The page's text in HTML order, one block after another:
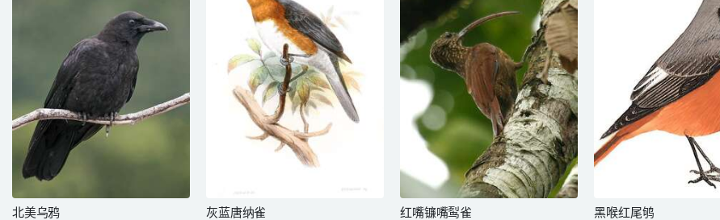
北美乌鸦 灰蓝唐纳雀 红嘴镰嘴䴕雀 黑喉红尾鸲